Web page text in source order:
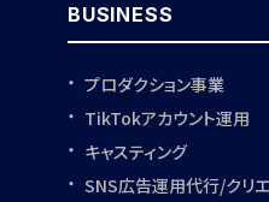
BUSINESS
プロダクション事業
TikTokアカウント運用
キャスティング
SNS広告運用代行/クリ